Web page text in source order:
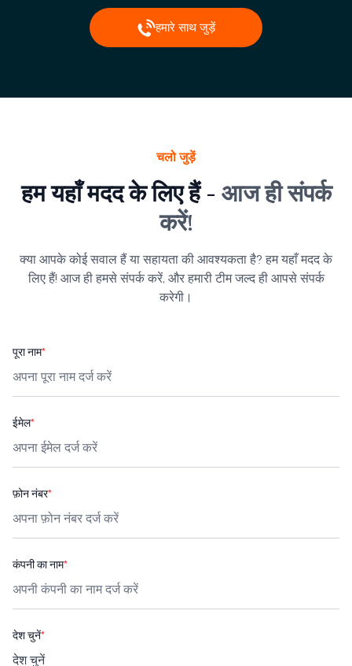
हमारे साथ जुड़ें
चलो जुड़ें
हम यहाँ मदद के लिए हैं - आज ही संपर्क
करें!
क्या आपके कोई सवाल हैं या सहायता की आवश्यकता है? हम यहाँ मदद के
लिए हैं! आज ही हमसे संपर्क करें, और हमारी टीम जल्द ही आपसे संपर्क
करेगी।
पूरा नाम*
ईमेल*
फ़ोन नंबर*
कंपनी का नाम*
देश चुनें*